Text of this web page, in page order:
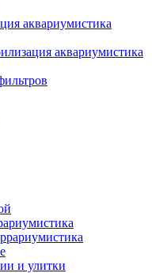
аквариумистика
аквариумистика
и улитки